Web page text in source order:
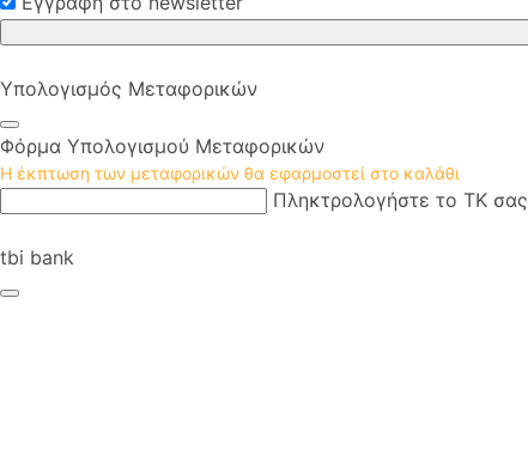
Υπολογισμός Μεταφορικών
Φόρμα Υπολογισμού Μεταφορικών
Η έκπτωση των μεταφορικών θα εφαρμοστεί στο καλάθι
Πληκτρολογήστε το ΤΚ σας
tbi bank